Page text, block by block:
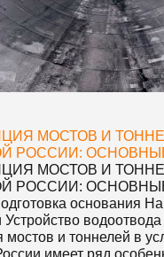
МОСТОВ И
РОССИИ:
МОСТОВ И
РОССИИ:
основания
Устройство
мостов и тоннелей в
имеет ряд